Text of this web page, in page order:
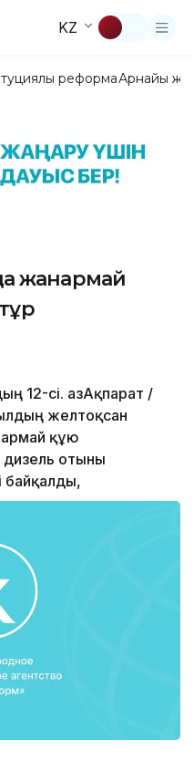
KZ
реформаАрнайы
жанармай
сі. ҚазАқпарат /
желтоқсан
құю
отыны
байқалды,